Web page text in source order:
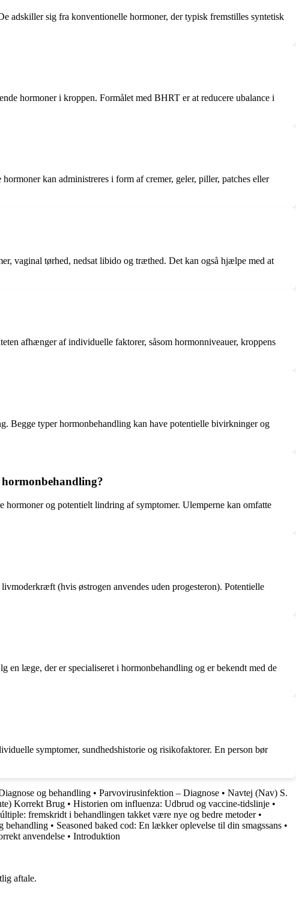
adskiller sig fra konventionelle hormoner, der typisk fremstilles syntetisk
hormoner i kroppen. Formålet med BHRT er at reducere ubalance i
kan administreres i form af cremer, geler, piller, patches eller
vaginal tørhed, nedsat libido og træthed. Det kan også hjælpe med at
afhænger af individuelle faktorer, såsom hormonniveauer, kroppens
Begge typer hormonbehandling kan have potentielle bivirkninger og
og potentielt lindring af symptomer. Ulemperne kan omfatte
(hvis østrogen anvendes uden progesteron). Potentielle
læge, der er specialiseret i hormonbehandling og er bekendt med de
symptomer, sundhedshistorie og risikofaktorer. En person bør
og behandling • Parvovirusinfektion – Diagnose • Navtej (Nav) S.
Korrekt Brug • Historien om influenza: Udbrud og vaccine-tidslinje •
fremskridt i behandlingen takket være nye og bedre metoder•
behandling • Seasoned baked cod: En lækker oplevelse til din smagssans •
anvendelse • Introduktion
aftale.